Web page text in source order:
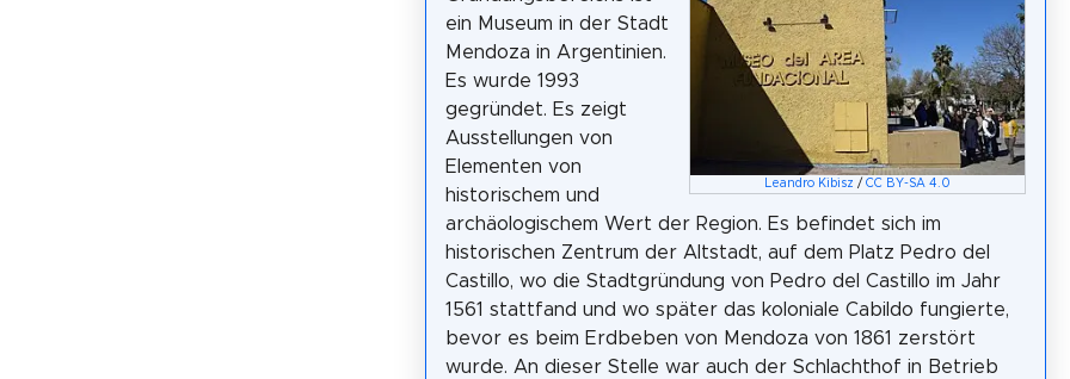
Leandro Kibisz /CC BY-SA 4.0
ein Museum in der Stadt
Mendoza in Argentinien.
Es wurde 1993
gegründet. Es zeigt
Ausstellungen von
Elementen von
historischem und
archäologischem Wert der Region. Es befindet sich im
historischen Zentrum der Altstadt, auf dem Platz Pedro del
Castillo, wo die Stadtgründung von Pedro del Castillo im Jahr
1561 stattfand und wo später das koloniale Cabildo fungierte,
bevor es beim Erdbeben von Mendoza von 1861 zerstört
wurde. An dieser Stelle war auch der Schlachthof in Betrieb